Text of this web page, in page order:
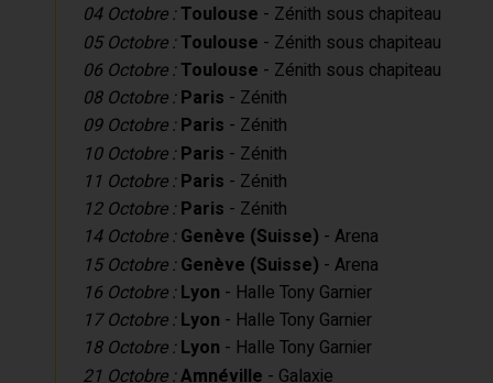
04 Octobre :Toulouse - Zénith sous chapiteau
05 Octobre :Toulouse - Zénith sous chapiteau
06 Octobre :Toulouse - Zénith sous chapiteau
08 Octobre : Paris - Zénith
09 Octobre : Paris - Zénith
10 Octobre : Paris - Zénith
11 Octobre : Paris - Zénith
12 Octobre : Paris - Zénith
14 Octobre : Genève (Suisse) - Arena
15 Octobre : Genève (Suisse) - Arena
16 Octobre : Lyon - Halle Tony Garnier
17 Octobre : Lyon - Halle Tony Garnier
18 Octobre : Lyon - Halle Tony Garnier
21 Octobre :Amnéville - Galaxie